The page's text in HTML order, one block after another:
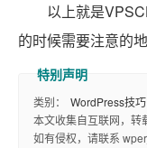
以上就是
的时候需要注意的地
类别： WordPress技巧
本文收集自互联网，转
如有侵权，请联系